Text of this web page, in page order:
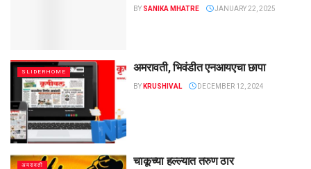
BY SANIKA MHATRE JANUARY 22, 2025
SLIDERHOME अमरावती, भिवंडीत एनआयएचा छापा
BY KRUSHIVAL DECEMBER 12, 2024
अमरावती चाकूच्या हल्ल्यात तरुण ठार